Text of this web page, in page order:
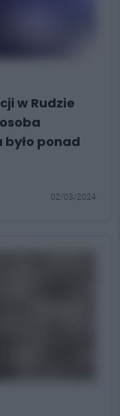
w Rudzie
ponad
02/03/2024